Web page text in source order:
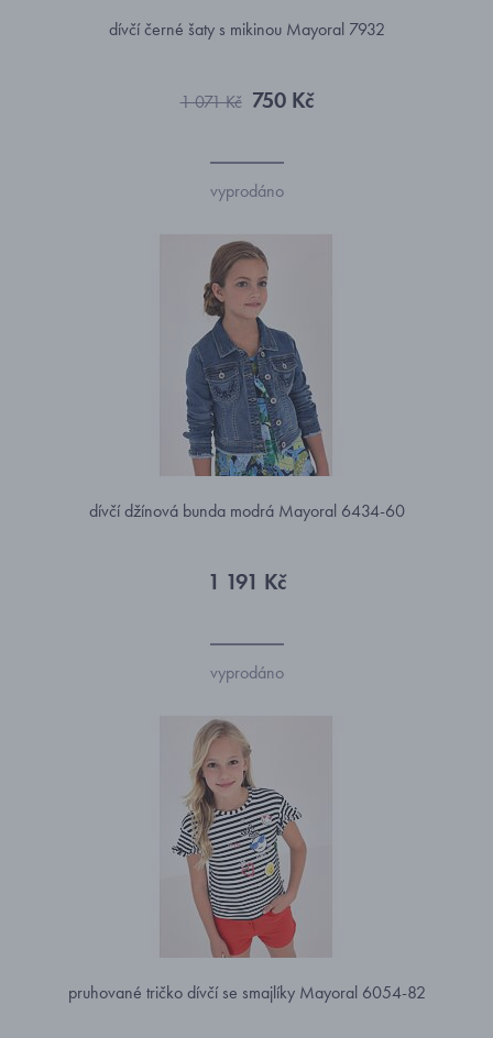
dívčí černé šaty s mikinou Mayoral 7932
1 071 Kč 750 Kč
vyprodáno
dívčí džínová bunda modrá Mayoral 6434-60
1 191 Kč
vyprodáno
pruhované tričko dívčí se smajlíky Mayoral 6054-82